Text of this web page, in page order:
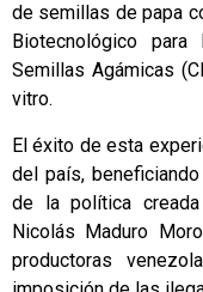
de semillas de papa
Biotecnológico
Semillas Agámicas
vitro.
El éxito de esta
del país,
de la política
Nicolás Maduro
productoras